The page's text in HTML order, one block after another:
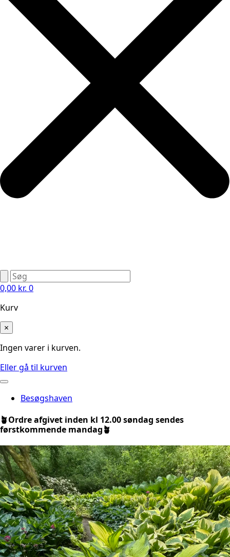
0,00 kr. 0
Kurv
×
Ingen varer i kurven.
Eller gå til kurven
Besøgshaven
🪴Ordre afgivet inden kl 12.00 søndag sendes
førstkommende mandag🪴